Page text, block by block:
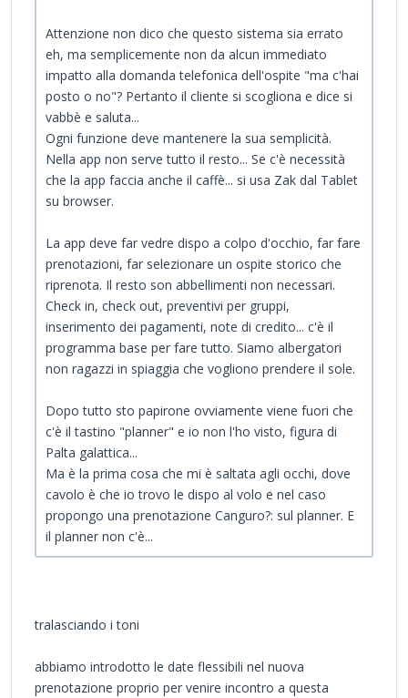
Attenzione non dico che questo sistema sia errato
eh, ma semplicemente non da alcun immediato
impatto alla domanda telefonica dell'ospite "ma c'hai
posto o no"? Pertanto il cliente si scogliona e dice si
vabbè e saluta...
Ogni funzione deve mantenere la sua semplicità.
Nella app non serve tutto il resto... Se c'è necessità
che la app faccia anche il caffè... si usa Zak dal Tablet
su browser.
La app deve far vedre dispo a colpo d'occhio, far fare
prenotazioni, far selezionare un ospite storico che
riprenota. Il resto son abbellimenti non necessari.
Check in, check out, preventivi per gruppi,
inserimento dei pagamenti, note di credito... c'è il
programma base per fare tutto. Siamo albergatori
non ragazzi in spiaggia che vogliono prendere il sole.
Dopo tutto sto papirone ovviamente viene fuori che
c'è il tastino "planner" e io non l'ho visto, figura di
Palta galattica...
Ma è la prima cosa che mi è saltata agli occhi, dove
cavolo è che io trovo le dispo al volo e nel caso
propongo una prenotazione Canguro?: sul planner. E
il planner non c'è...
tralasciando i toni
abbiamo introdotto le date flessibili nel nuova
prenotazione proprio per venire incontro a questa